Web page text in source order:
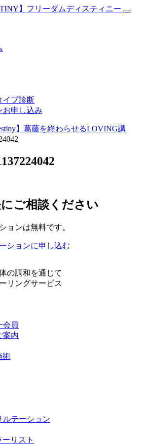
イプ診断
お申し込み
】葛藤を終わらせるLOVING講
ご相談ください
ョンは無料です。
ションに申し込む
の調和を通じて
リングサービス
会員
案内
術
ルテーション
リスト